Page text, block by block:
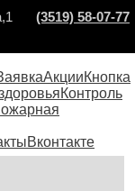
(3519) 58-07-77
АкцииКнопка
Контроль
Вконтакте